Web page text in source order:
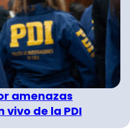
amenazas
de la PDI